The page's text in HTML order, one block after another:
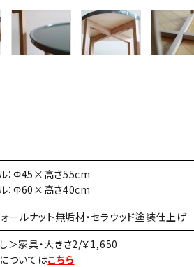
：Φ45×高さ55cm
：Φ60×高さ40cm
ールナット無垢材・セラウッド塗装仕上げ
＞家具・大きさ2/￥1,650
ついてはこちら